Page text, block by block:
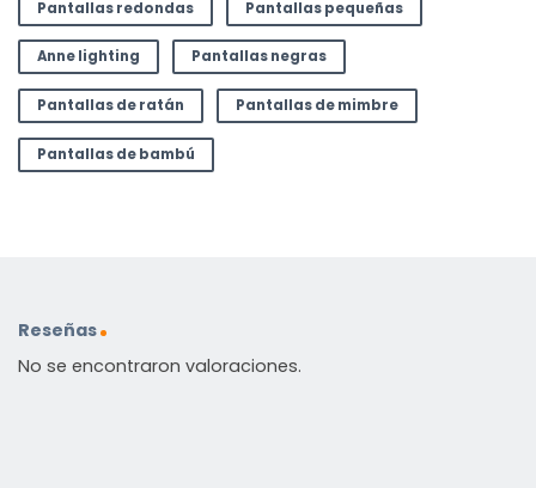
Pantallas redondas Pantallas pequeñas
Anne lighting Pantallas negras
Pantallas de ratán Pantallas de mimbre
Pantallas de bambú
Reseñas
No se encontraron valoraciones.